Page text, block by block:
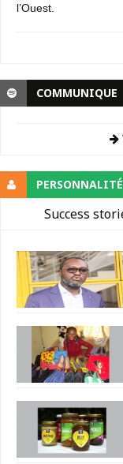
l’Ouest.
COMMUNIQUE
Success